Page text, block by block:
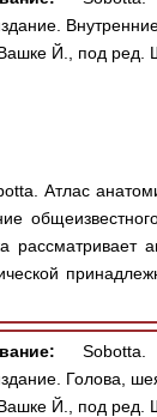
Й., под ред.
Атлас
рассматривает
Sobotta.
Голова,
Й., под ред.